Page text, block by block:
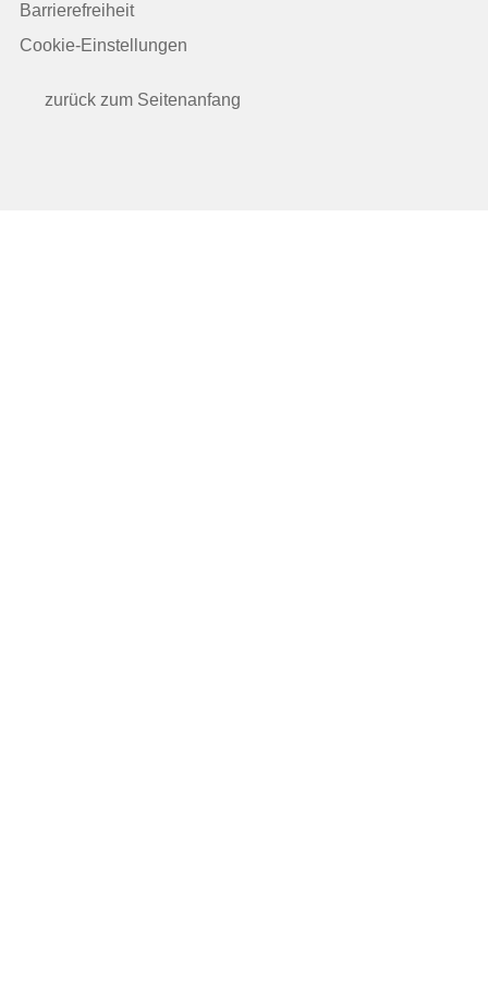
Barrierefreiheit
Cookie-Einstellungen
zurück zum Seitenanfang